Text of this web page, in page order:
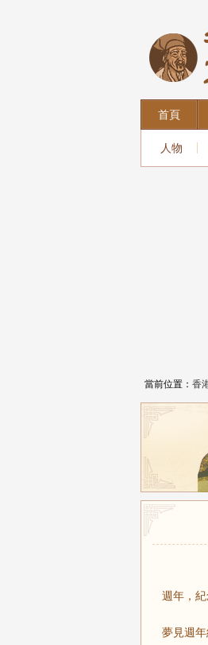
首頁
人物
當前位置： 香
週年，
夢見週